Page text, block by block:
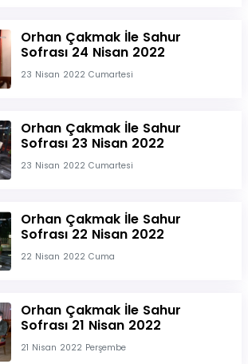
Orhan Çakmak İle Sahur
Sofrası 24 Nisan 2022
23 Nisan 2022 Cumartesi
Orhan Çakmak İle Sahur
Sofrası 23 Nisan 2022
23 Nisan 2022 Cumartesi
Orhan Çakmak İle Sahur
Sofrası 22 Nisan 2022
22 Nisan 2022 Cuma
Orhan Çakmak İle Sahur
Sofrası 21 Nisan 2022
21 Nisan 2022 Perşembe